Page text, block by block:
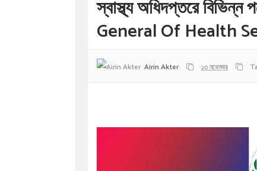
স্বাস্থ্য অধিদপ্তরে
General Of Health
Airin Akter ১৩ নভেম্বর